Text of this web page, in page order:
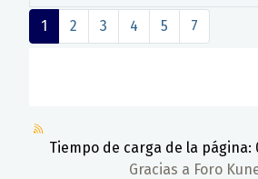
1 2 3 4 5 7
Tiempo de carga de la página:
Gracias a Foro